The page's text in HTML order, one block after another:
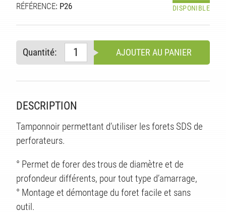
RÉFÉRENCE: P26 DISPONIBLE
Quantité: AJOUTER AU PANIER
DESCRIPTION
Tamponnoir permettant d’utiliser les forets SDS de
perforateurs.
° Permet de forer des trous de diamètre et de
profondeur différents, pour tout type d’amarrage,
° Montage et démontage du foret facile et sans
outil.